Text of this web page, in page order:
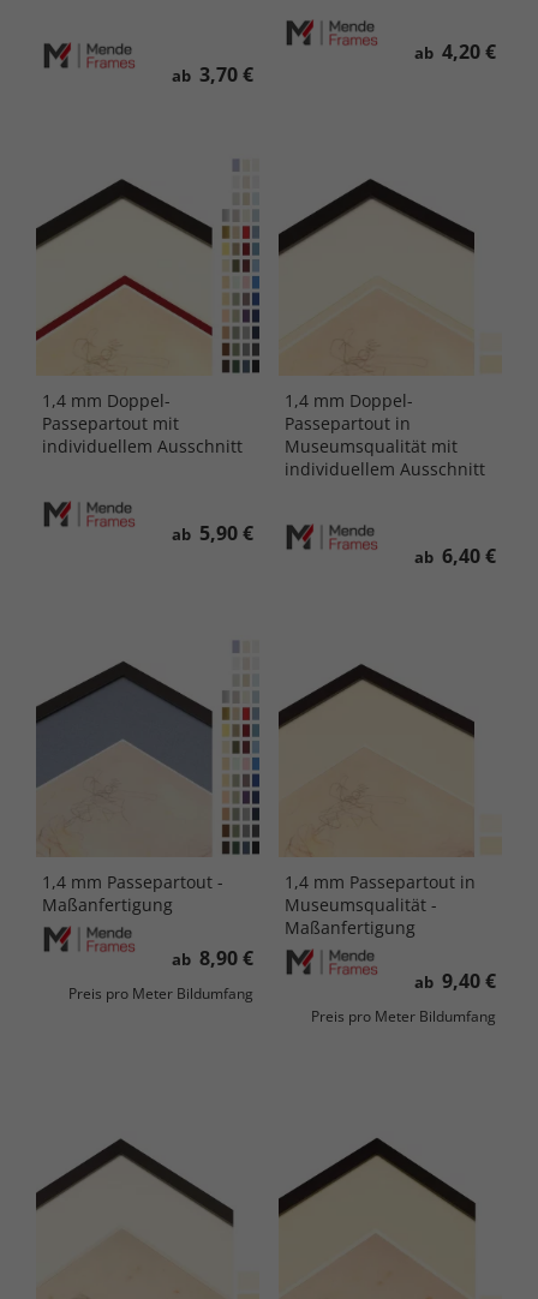
ab 3,70 €
ab 4,20 €
1,4 mm Doppel-
Passepartout mit
individuellem Ausschnitt
ab 5,90 €
1,4 mm Doppel-
Passepartout in
Museumsqualität mit
individuellem Ausschnitt
ab 6,40 €
1,4 mm Passepartout -
Maßanfertigung
ab 8,90 €
Preis pro Meter Bildumfang
1,4 mm Passepartout in
Museumsqualität -
Maßanfertigung
ab 9,40 €
Preis pro Meter Bildumfang